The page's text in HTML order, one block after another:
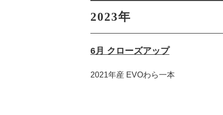
2023年
6月 クローズアップ
2021年産 EVOわら一本